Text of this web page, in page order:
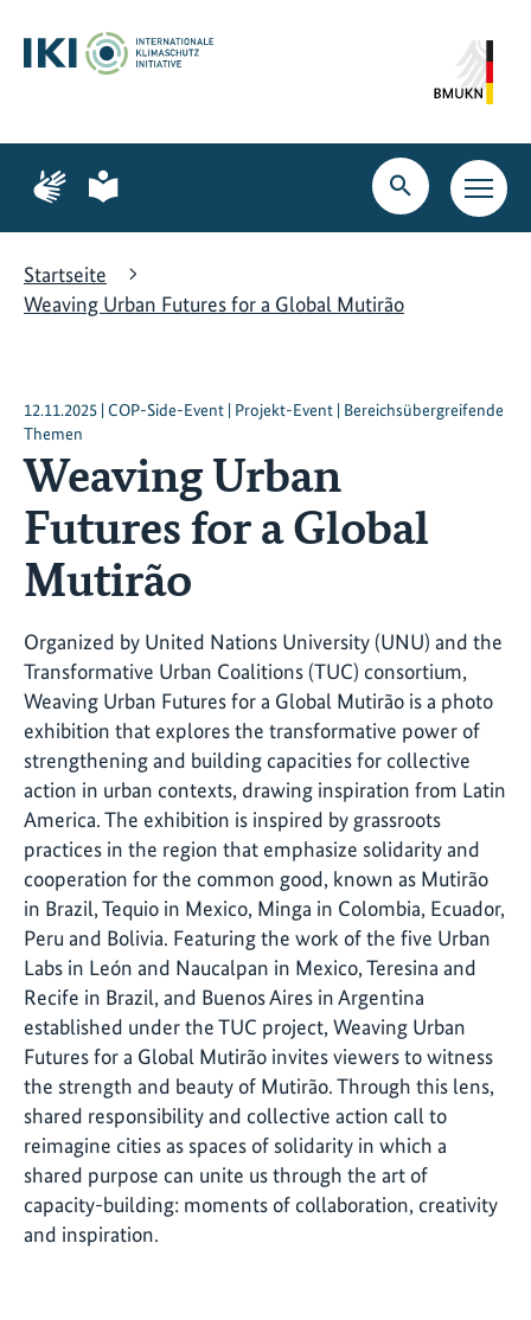
Hauptinhalt
springen
Suche
springen
Hauptnavigation
springen
Zur
Seite
Gebärdensprache
Zur
Seite
leichte
Suche
öffnen
Startseite
Weaving Urban Futures for a Global Mutirão
12.11.2025 | COP-Side-Event | Projekt-Event | Bereichsübergreifende
Themen
Weaving Urban
Futures for a Global
Mutirão
Organized by United Nations University (UNU) and the
Transformative Urban Coalitions (TUC) consortium,
Weaving Urban Futures for a Global Mutirão is a photo
exhibition that explores the transformative power of
strengthening and building capacities for collective
action in urban contexts, drawing inspiration from Latin
America. The exhibition is inspired by grassroots
practices in the region that emphasize solidarity and
cooperation for the common good, known as Mutirão
in Brazil, Tequio in Mexico, Minga in Colombia, Ecuador,
Peru and Bolivia. Featuring the work of the five Urban
Labs in León and Naucalpan in Mexico, Teresina and
Recife in Brazil, and Buenos Aires in Argentina
established under the TUC project, Weaving Urban
Futures for a Global Mutirão invites viewers to witness
the strength and beauty of Mutirão. Through this lens,
shared responsibility and collective action call to
reimagine cities as spaces of solidarity in which a
shared purpose can unite us through the art of
capacity-building: moments of collaboration, creativity
and inspiration.